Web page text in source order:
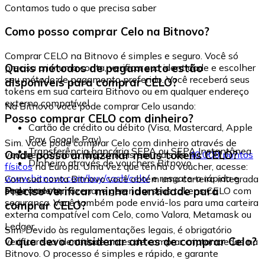
Contamos tudo o que precisa saber
Como posso comprar Celo na Bitnovo?
Comprar CELO na Bitnovo é simples e seguro. Você só
precisa criar uma conta, verificar sua identidade e escolher
seu método de pagamento preferido. Você receberá seus
tokens em sua carteira Bitnovo ou em qualquer endereço
externo compatível.
Quais métodos de pagamento estão
disponíveis para comprar CELO?
Na Bitnovo você pode comprar Celo usando:
Cartão de crédito ou débito (Visa, Mastercard, Apple
Pay, Google Pay)
Transferência bancária SEPA ou SEPA Instantânea
Dinheiro através de vouchers Bitnovo
Posso comprar CELO com dinheiro?
Sim. Você pode comprar Celo com dinheiro através de
vouchers Bitnovo, disponíveis em mais de40.000 pontos
físicosna Europa. Uma vez que tenha o voucher, acesse:
www.bitnovo.com/buy/cash/celo/e resgate-o rápida e
seguramente.
Onde posso armazenar meus tokens CELO?
Com sua conta Bitnovo você obtém uma carteira integrada
onde pode armazenar e gerenciar seus tokens CELO com
segurança. Você também pode enviá-los para uma carteira
externa compatível com Celo, como Valora, Metamask ou
Ledger.
Preciso verificar minha identidade para
comprar CELO?
Sim. Devido às regulamentações legais, é obrigatório
verificar sua identidade antes de comprar criptomoedas na
Bitnovo. O processo é simples e rápido, e garante
O que devo considerar antes de comprar Celo?